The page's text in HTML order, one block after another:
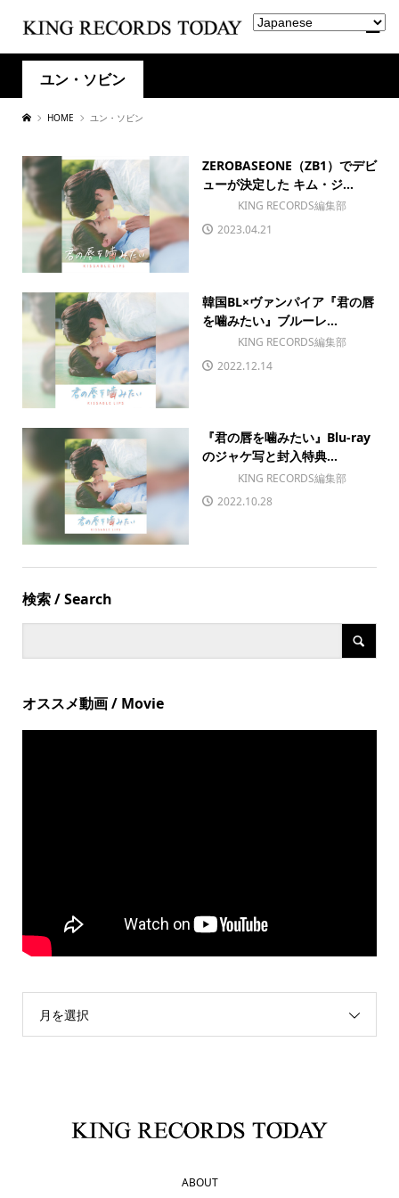
ユン・ソビン
HOME ユン・ソビン
ZEROBASEONE（ZB1）でデビ
ューが決定した キム・ジ...
KING RECORDS編集部
2023.04.21
韓国BL×ヴァンパイア『君の唇
を噛みたい』ブルーレ...
KING RECORDS編集部
2022.12.14
『君の唇を噛みたい』Blu-ray
のジャケ写と封入特典...
KING RECORDS編集部
2022.10.28
検索 / Search
オススメ動画 / Movie
月を選択
ABOUT